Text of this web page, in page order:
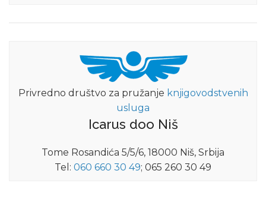
Privredno društvo za pružanje knjigovodstvenih
usluga
Icarus doo Niš
Tome Rosandića 5/5/6, 18000 Niš, Srbija
Tel: 060 660 30 49; 065 260 30 49